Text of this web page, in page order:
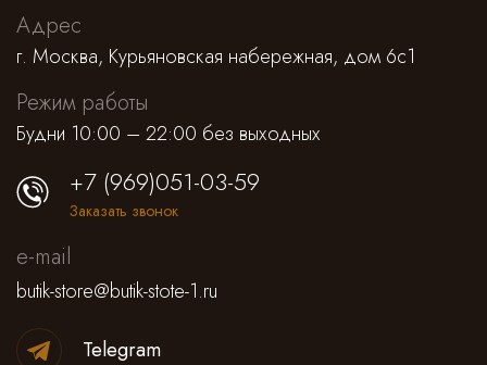
Адрес
г. Москва, Курьяновская набережная, дом 6с1
Режим работы
Будни 10:00 – 22:00 без выходных
+7 (969)051-03-59
Заказать звонок
e-mail
butik-store@butik-stote-1.ru
Telegram